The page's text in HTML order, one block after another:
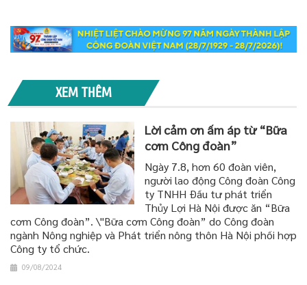
XEM THÊM
Lời cảm ơn ấm áp từ “Bữa
cơm Công đoàn”
Ngày 7.8, hơn 60 đoàn viên,
người lao động Công đoàn Công
ty TNHH Đầu tư phát triển
Thủy Lợi Hà Nội được ăn “Bữa
cơm Công đoàn”. \"Bữa cơm Công đoàn” do Công đoàn
ngành Nông nghiệp và Phát triển nông thôn Hà Nội phối hợp
Công ty tổ chức.
09/08/2024